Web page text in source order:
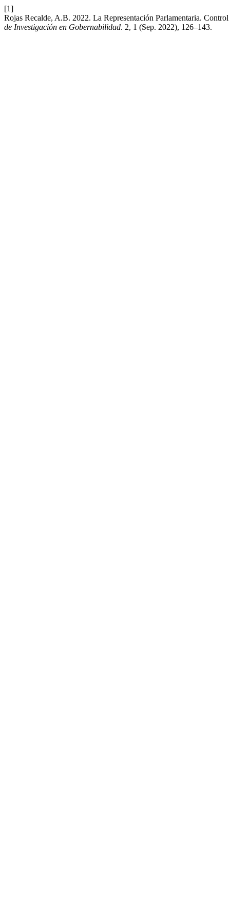
[1]
Rojas Recalde, A.B. 2022. La Representación Parlamentaria.
de Investigación en Gobernabilidad. 2, 1 (Sep. 2022), 126–143.